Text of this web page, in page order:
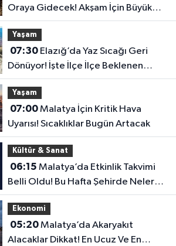
Oraya Gidecek! Akşam İçin Büyük
Sürpriz Hazır
Yaşam
07:30Elazığ’da Yaz Sıcağı Geri
Dönüyor! İşte İlçe İlçe Beklenen
Sıcaklıklar
Yaşam
07:00Malatya İçin Kritik Hava
Uyarısı! Sıcaklıklar Bugün Artacak
Kültür & Sanat
06:15
Belli Oldu! Bu Hafta Şehirde Neler
Olacak?
Ekonomi
05:20Malatya’da Akaryakıt
Alacaklar Dikkat! En Ucuz Ve En